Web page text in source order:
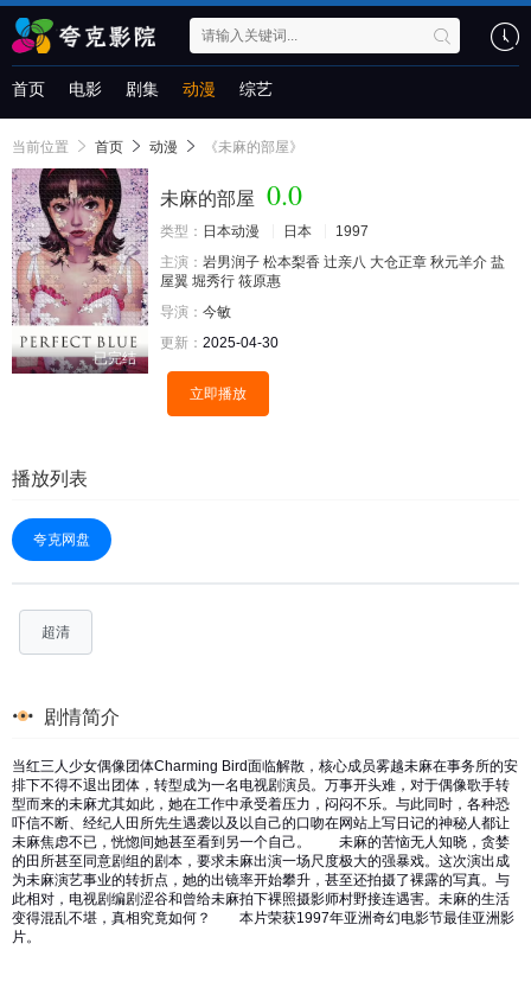
首页 电影 剧集 动漫 综艺
当前位置 首页 动漫 《未麻的部屋》
已完结
未麻的部屋 0.0
类型： 日本动漫 日本
1997
主演： 岩男润子 松本梨香 辻亲八 大仓正章 秋元羊介 盐
屋翼 堀秀行 筱原惠
导演： 今敏
更新： 2025-04-30
立即播放
播放列表
夸克网盘
超清
剧情简介
当红三人少女偶像团体Charming Bird面临解散，核心成员雾越未麻在事务所的安
排下不得不退出团体，转型成为一名电视剧演员。万事开头难，对于偶像歌手转
型而来的未麻尤其如此，她在工作中承受着压力，闷闷不乐。与此同时，各种恐
吓信不断、经纪人田所先生遇袭以及以自己的口吻在网站上写日记的神秘人都让
未麻焦虑不已，恍惚间她甚至看到另一个自己。 未麻的苦恼无人知晓，贪婪
的田所甚至同意剧组的剧本，要求未麻出演一场尺度极大的强暴戏。这次演出成
为未麻演艺事业的转折点，她的出镜率开始攀升，甚至还拍摄了裸露的写真。与
此相对，电视剧编剧涩谷和曾给未麻拍下裸照摄影师村野接连遇害。未麻的生活
变得混乱不堪，真相究竟如何？ 本片荣获1997年亚洲奇幻电影节最佳亚洲影
片。